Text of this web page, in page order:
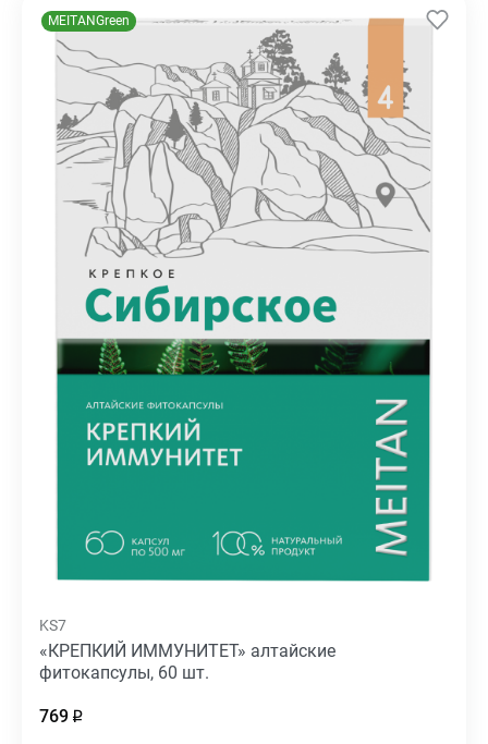
MEITANGreen
KS7
«КРЕПКИЙ ИММУНИТЕТ» алтайские
фитокапсулы, 60 шт.
769